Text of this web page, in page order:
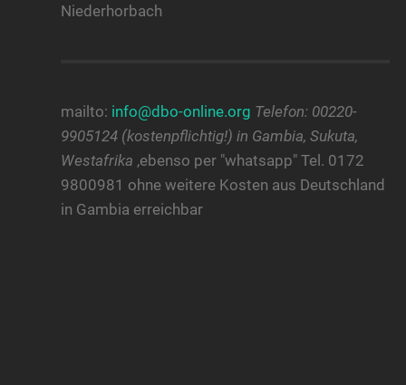
Niederhorbach
mailto: info@dbo-online.org Telefon: 00220-
9905124 (kostenpflichtig!) in Gambia, Sukuta,
Westafrika ,ebenso per "whatsapp" Tel. 0172
9800981 ohne weitere Kosten aus Deutschland
in Gambia erreichbar